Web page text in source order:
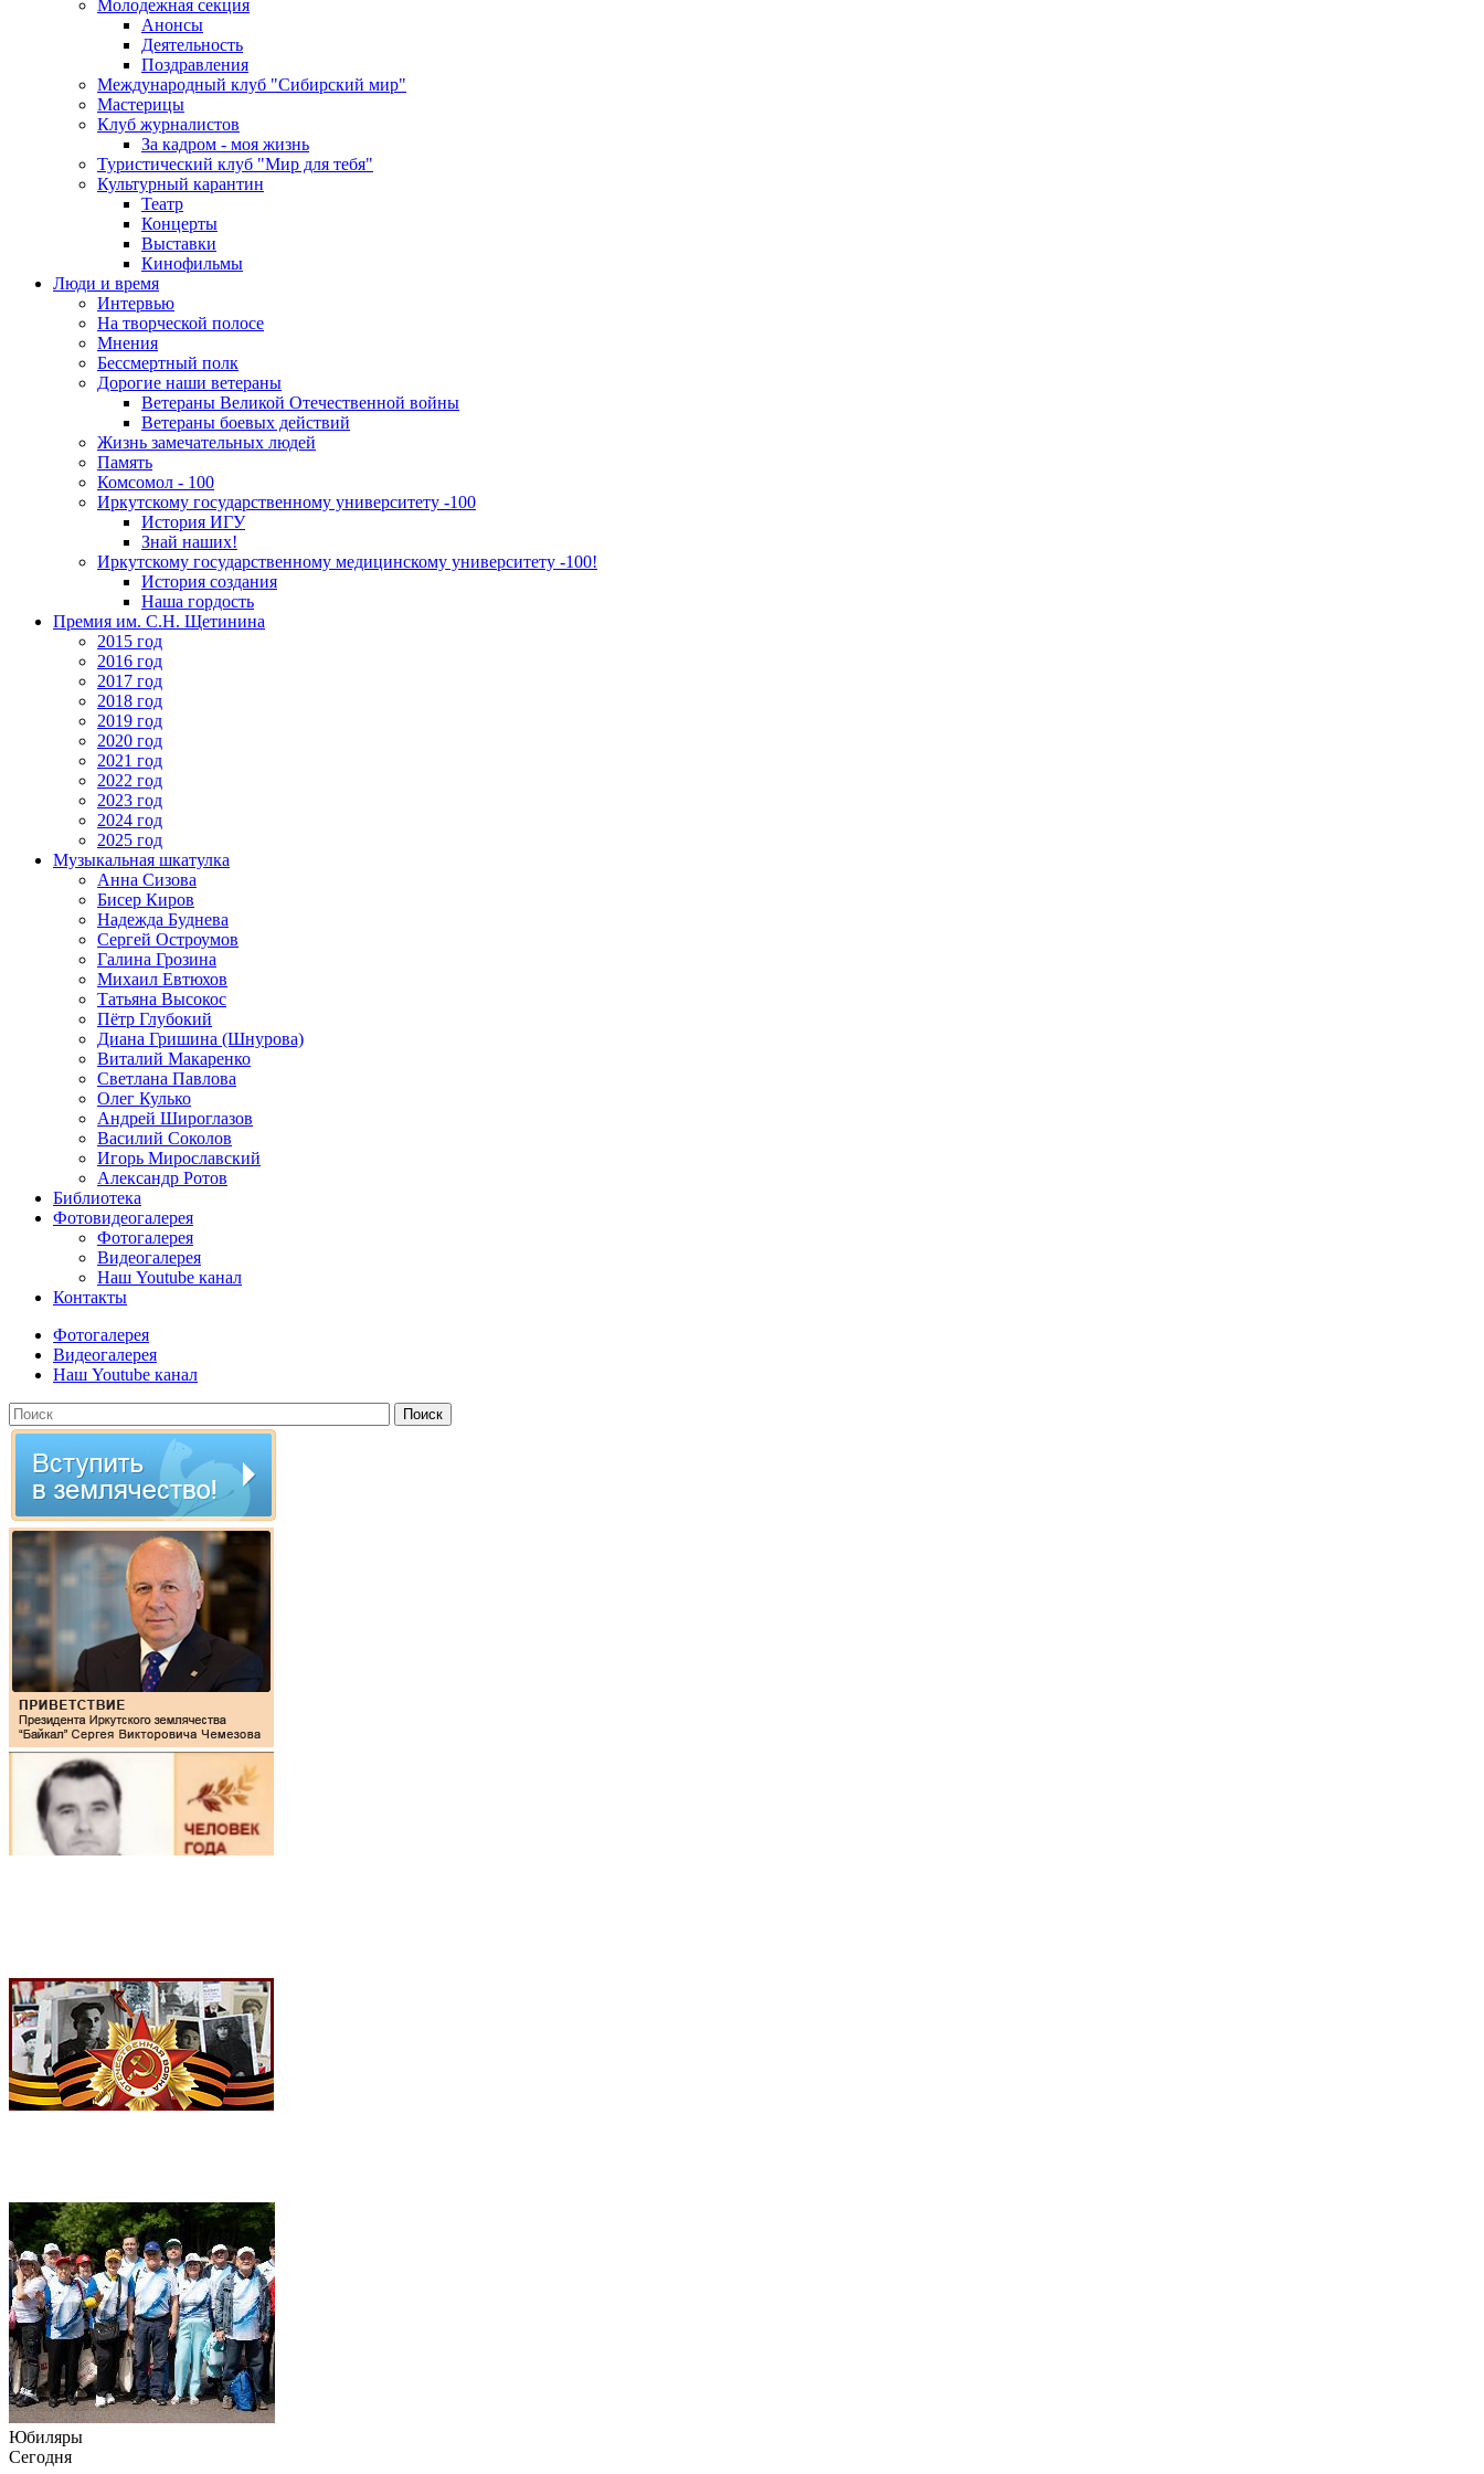
Молодежная секция
Анонсы
Деятельность
Поздравления
Международный клуб "Сибирский мир"
Мастерицы
Клуб журналистов
За кадром - моя жизнь
Туристический клуб "Мир для тебя"
Культурный карантин
Театр
Концерты
Выставки
Кинофильмы
Люди и время
Интервью
На творческой полосе
Мнения
Бессмертный полк
Дорогие наши ветераны
Ветераны Великой Отечественной войны
Ветераны боевых действий
Жизнь замечательных людей
Память
Комсомол - 100
Иркутскому государственному университету -100
История ИГУ
Знай наших!
Иркутскому государственному медицинскому университету -100!
История создания
Наша гордость
Премия им. С.Н. Щетинина
2015 год
2016 год
2017 год
2018 год
2019 год
2020 год
2021 год
2022 год
2023 год
2024 год
2025 год
Музыкальная шкатулка
Анна Сизова
Бисер Киров
Надежда Буднева
Сергей Остроумов
Галина Грозина
Михаил Евтюхов
Татьяна Высокос
Пётр Глубокий
Диана Гришина (Шнурова)
Виталий Макаренко
Светлана Павлова
Олег Кулько
Андрей Широглазов
Василий Соколов
Игорь Мирославский
Александр Ротов
Библиотека
Фотовидеогалерея
Фотогалерея
Видеогалерея
Наш Youtube канал
Контакты
Фотогалерея
Видеогалерея
Наш Youtube канал
Юбиляры
Сегодня